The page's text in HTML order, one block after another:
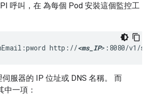
呼叫，在 為每個 Pod 安裝這個監控工
http://<ms_IP>:8080/v1/
伺服器的 IP 位址或 DNS 名稱。 而
中一項：